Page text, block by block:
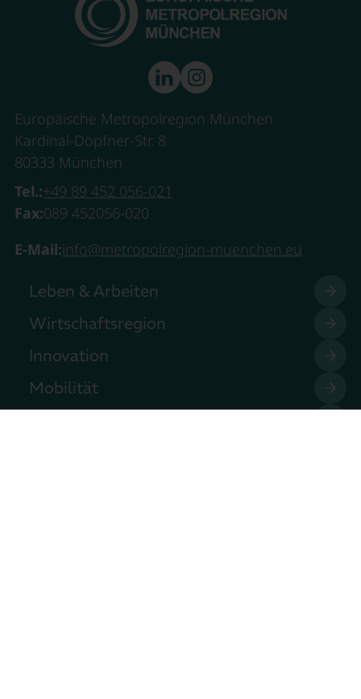
Europäische Metropolregion München
Kardinal-Döpfner-Str. 8
80333 München
Tel.:+49 89 452 056-021
Fax:089 452056-020
E-Mail:info@metropolregion-muenchen.eu
Leben & Arbeiten
Wirtschaftsregion
Innovation
Mobilität